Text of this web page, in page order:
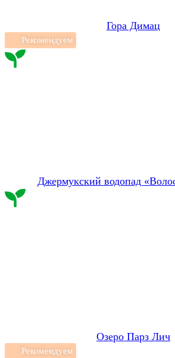
Гора Димац
Рекомендуем
Джермукский водопад
Озеро Парз Лич
Рекомендуем